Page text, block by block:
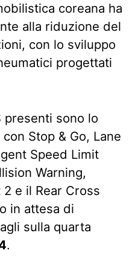
coreana ha
alla riduzione del
con lo sviluppo
progettati
presenti sono lo
Stop & Go, Lane
Speed Limit
Warning,
e il Rear Cross
in attesa di
sulla quarta
.